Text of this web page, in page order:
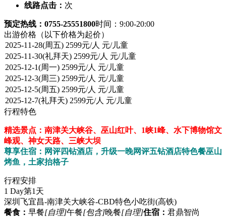
线路点击： 次
预定热线：0755-25551800时间：9:00-20:00
出游价格 （以下价格为起价）
行程特色
精选景点：南津关大峡谷、巫山红叶、1峡1峰、水下博物馆文
峰观、神女天路、三峡大坝
尊享住宿：网评四钻酒店，升级一晚网评五钻酒店特色餐巫山
烤鱼，土家抬格子
行程安排
1 Day第1天
深圳飞宜昌-南津关大峡谷-CBD特色小吃街(高铁)
餐食： 早餐[自理]午餐[包含]晚餐[自理]住宿： 君鼎智尚